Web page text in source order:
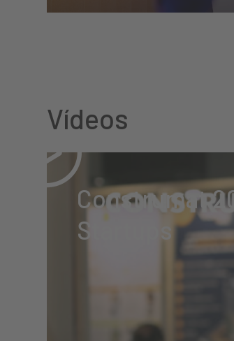
Vídeos
Construmat
Startups